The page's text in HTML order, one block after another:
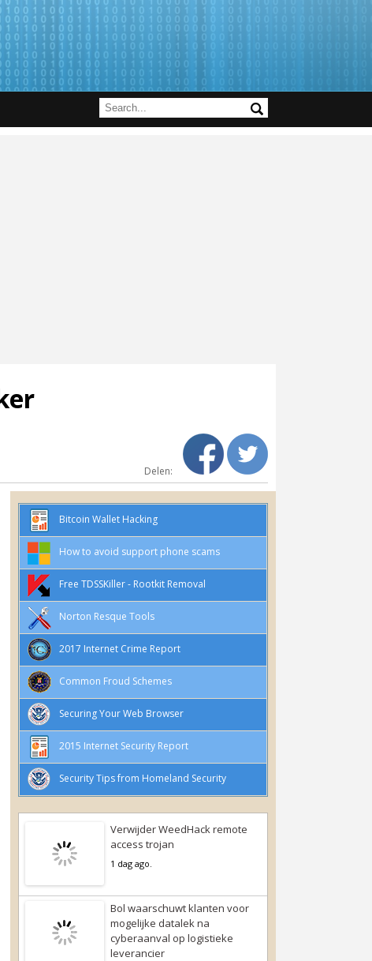
Delen:
Bitcoin Wallet Hacking
How to avoid support phone scams
Free TDSSKiller - Rootkit Removal
Norton Resque Tools
2017 Internet Crime Report
Common Froud Schemes
Securing Your Web Browser
2015 Internet Security Report
Security Tips from Homeland Security
Verwijder WeedHack remote
access trojan
1 dag ago.
Bol waarschuwt klanten voor
mogelijke datalek na
cyberaanval op logistieke
leverancier